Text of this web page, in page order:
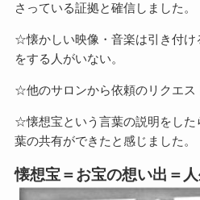
さっている証拠と確信しました。
☆懐かしい映像・音楽は引き付け
をする人がいない。
☆他のサロンから依頼のリクエス
☆懐想宝という言葉の説明をした
葉の共有ができたと感じました。
懐想宝＝お宝の想い出＝